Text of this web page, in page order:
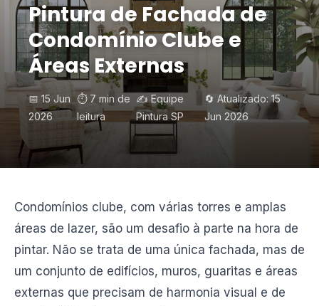
Pintura de Fachada de
Condomínio Clube e
Áreas Externas
📅 15 Jun
2026
⏱️ 7 min de
leitura
✍️ Equipe
Pintura SP
🔄 Atualizado: 15
Jun 2026
Condomínios clube, com várias torres e amplas
áreas de lazer, são um desafio à parte na hora de
pintar. Não se trata de uma única fachada, mas de
um conjunto de edifícios, muros, guaritas e áreas
externas que precisam de harmonia visual e de